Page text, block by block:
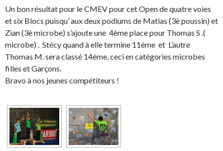
Un bon résultat pour le CMEV pour cet Open de quatre voies
et six Blocs puisqu’ aux deux podiums de Matias (3è poussin) et
Zian (3è microbe) s’ajoute une 4ème place pour Thomas S .(
microbe) . Stécy quand à elle termine 11ème et L’autre
Thomas M. sera classé 14ème, ceci en catégories microbes
filles et Garçons.
Bravo à nos jeunes compétiteurs !